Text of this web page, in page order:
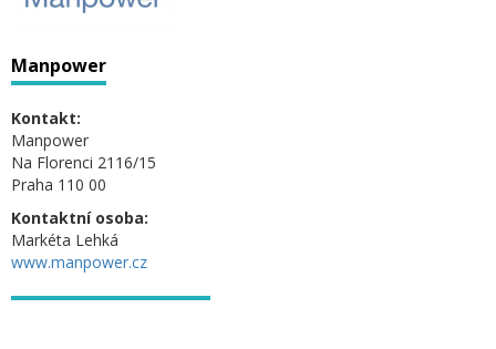
Manpower
Kontakt:
Manpower
Na Florenci 2116/15
Praha 110 00
Kontaktní osoba:
Markéta Lehká
www.manpower.cz